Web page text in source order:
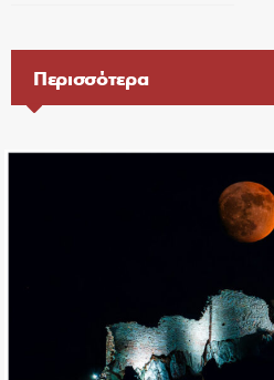
Περισσότερα